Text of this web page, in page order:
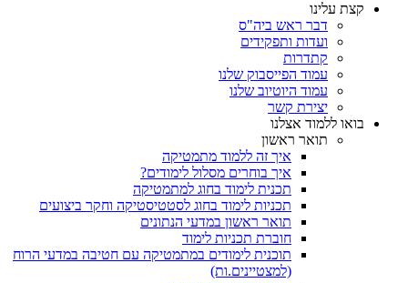
קצת עלינו
דבר ראש ביה"ס
ועדות ותפקידים
קתדרות
עמוד הפייסבוק שלנו
עמוד היוטיוב שלנו
יצירת קשר
בואו ללמוד אצלנו
תואר ראשון
איך זה ללמוד מתמטיקה
איך בוחרים מסלול לימודים?
תכנית לימוד בחוג למתמטיקה
תכניות לימוד בחוג לסטטיסטיקה וחקר ביצועים
תואר ראשון במדעי הנתונים
חוברת תכניות לימוד
תוכנית לימודים במתמטיקה עם חטיבה במדעי הרוח
(למצטיינים.ות)